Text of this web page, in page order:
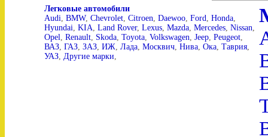
Легковые автомобили
Audi, BMW, Chevrolet, Citroen, Daewoo, Ford, Honda,
Hyundai, KIA, Land Rover, Lexus, Mazda, Mercedes, Nissan,
Opel, Renault, Skoda, Toyota, Volkswagen, Jeep, Peugeot,
ВАЗ, ГАЗ, ЗАЗ, ИЖ, Лада, Москвич, Нива, Ока, Таврия,
УАЗ, Другие марки,